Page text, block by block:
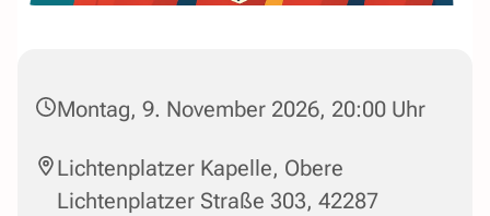
Montag, 9. November 2026, 20:00 Uhr
Lichtenplatzer Kapelle, Obere
Lichtenplatzer Straße 303, 42287